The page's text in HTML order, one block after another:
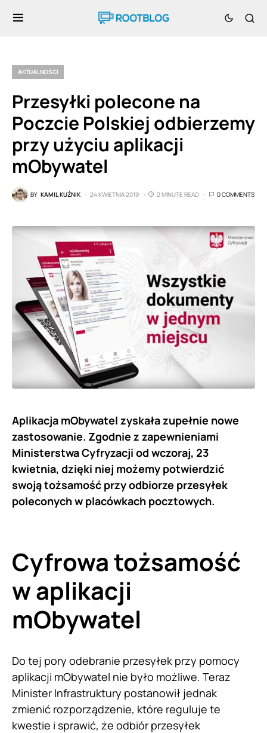
AKTUALNOŚCI
Przesyłki polecone na
Poczcie Polskiej odbierzemy
przy użyciu aplikacji
mObywatel
BY KAMIL KUŹNIK 24 KWIETNIA 2019 2 MINUTE READ 0 COMMENTS
Aplikacja mObywatel zyskała zupełnie nowe
zastosowanie. Zgodnie z zapewnieniami
Ministerstwa Cyfryzacji od wczoraj, 23
kwietnia, dzięki niej możemy potwierdzić
swoją tożsamość przy odbiorze przesyłek
poleconych w placówkach pocztowych.
Cyfrowa tożsamość
w aplikacji
mObywatel
Do tej pory odebranie przesyłek przy pomocy
aplikacji mObywatel nie było możliwe. Teraz
Minister Infrastruktury postanowił jednak
zmienić rozporządzenie, które reguluje te
kwestie i sprawić, że odbiór przesyłek